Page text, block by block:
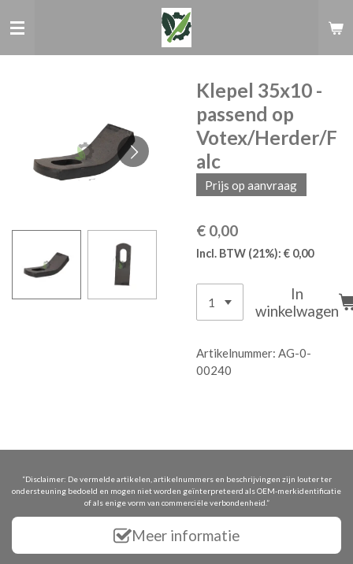
direct
Klepel 35x10 -
passend op
Votex/Herder/F
alc
Prijs op aanvraag
€ 0,00
Incl. BTW (21%): € 0,00
In
winkelwagen
Artikelnummer: AG-0-
00240
“Disclaimer: De vermelde artikelen, artikelnummers en beschrijvingen zijn louter ter
ondersteuning bedoeld en mogen niet worden geïnterpreteerd als OEM-merkidentificatie
of als enige vorm van commerciële verbondenheid.”
Meer informatie